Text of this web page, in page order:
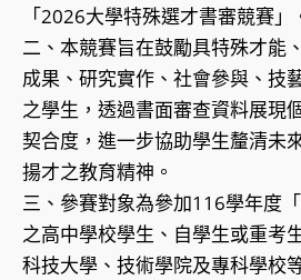
「2026大學特殊選才書審競賽」
二、本競賽旨在鼓勵具特殊才能
成果、研究實作、社會參與、技
之學生，透過書面審查資料展現
契合度，進一步協助學生釐清未
揚才之教育精神。
三、參賽對象為參加116學年度
之高中學校學生、自學生或重考
科技大學、技術學院及專科學校